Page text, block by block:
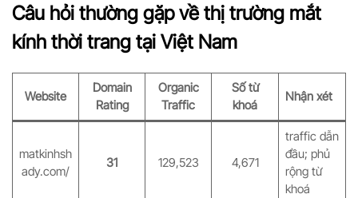
Câu hỏi thường gặp về thị trường mắt
kính thời trang tại Việt Nam
Website
Domain
Rating
Organic
Traffic
Số từ
khoá
Nhận xét
matkinhsh
ady.com/
31 129,523 4,671
traffic dẫn
đầu; phủ
rộng từ
khoá